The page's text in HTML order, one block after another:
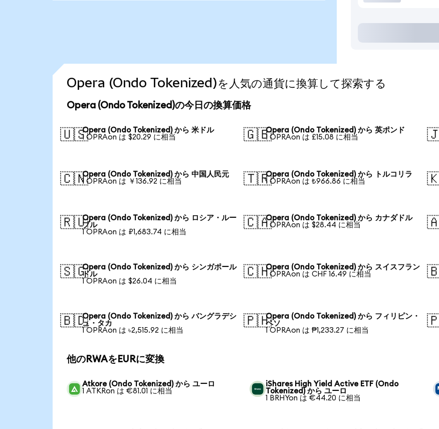
Opera (Ondo Tokenized)を人気の通貨に換算して探索する
Opera (Ondo Tokenized)の今日の換算価格
🇺🇸Opera (Ondo Tokenized) から 米ドル
1 OPRAon は $20.29 に相当
🇬🇧Opera (Ondo Tokenized) から 英ポンド
1 OPRAon は £15.08 に相当
🇨🇳Opera (Ondo Tokenized) から 中国人民元
1 OPRAon は ￥136.92 に相当
🇹🇷Opera (Ondo Tokenized) から トルコリラ
1 OPRAon は ₺966.86 に相当
🇷🇺Opera (Ondo Tokenized) から ロシア・ルー
ブル
1 OPRAon は ₽1,683.74 に相当
🇨🇦Opera (Ondo Tokenized) から カナダドル
1 OPRAon は $28.44 に相当
🇸🇬Opera (Ondo Tokenized) から シンガポール
ドル
1 OPRAon は $26.04 に相当
🇨🇭Opera (Ondo Tokenized) から スイスフラン
1 OPRAon は CHF 16.49 に相当
🇧🇩Opera (Ondo Tokenized) から バングラデシ
ュ・タカ
1 OPRAon は ৳2,515.92 に相当
🇵🇭Opera (Ondo Tokenized) から フィリピン・
ペソ
1 OPRAon は ₱1,233.27 に相当
他のRWAをEURに変換
Atkore (Ondo Tokenized) から ユーロ
1 ATKRon は €81.01 に相当
iShares High Yield Active ETF (Ondo
Tokenized) から ユーロ
1 BRHYon は €44.20 に相当